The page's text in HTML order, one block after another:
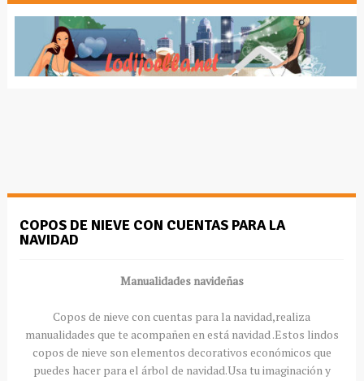
COPOS DE NIEVE CON CUENTAS PARA LA
NAVIDAD
Manualidades navideñas
Copos de nieve con cuentas para la navidad,realiza
manualidades que te acompañen en está navidad .Estos lindos
copos de nieve son elementos decorativos económicos que
puedes hacer para el árbol de navidad.Usa tu imaginación y